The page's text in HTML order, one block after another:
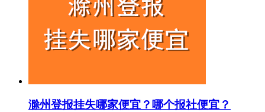
滁州登报挂失哪家便宜？哪个报社便宜？